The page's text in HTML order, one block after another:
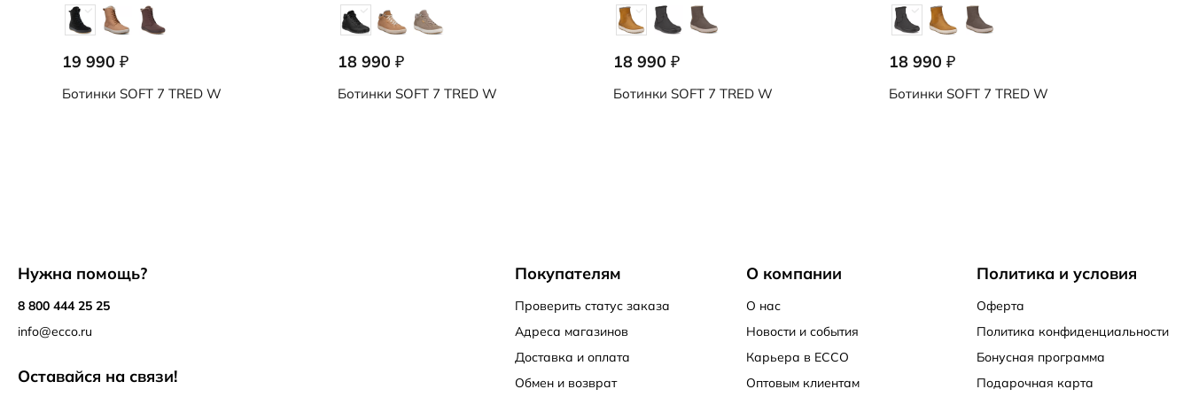
19 990 ₽
Ботинки SOFT 7 TRED W
18 990 ₽
Ботинки SOFT 7 TRED W
18 990 ₽
Ботинки SOFT 7 TRED W
18 990 ₽
Ботинки SOFT 7 TRED W
Нужна помощь?
8 800 444 25 25
info@ecco.ru
Оставайся на связи!
Политика и условия
Оферта
Политика конфиденциальности
Бонусная программа
Подарочная карта
О компании
О нас
Новости и события
Карьера в ECCO
Оптовым клиентам
Покупателям
Проверить статус заказа
Адреса магазинов
Доставка и оплата
Обмен и возврат